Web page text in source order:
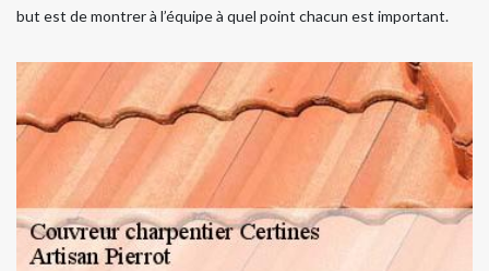
but est de montrer à l’équipe à quel point chacun est important.